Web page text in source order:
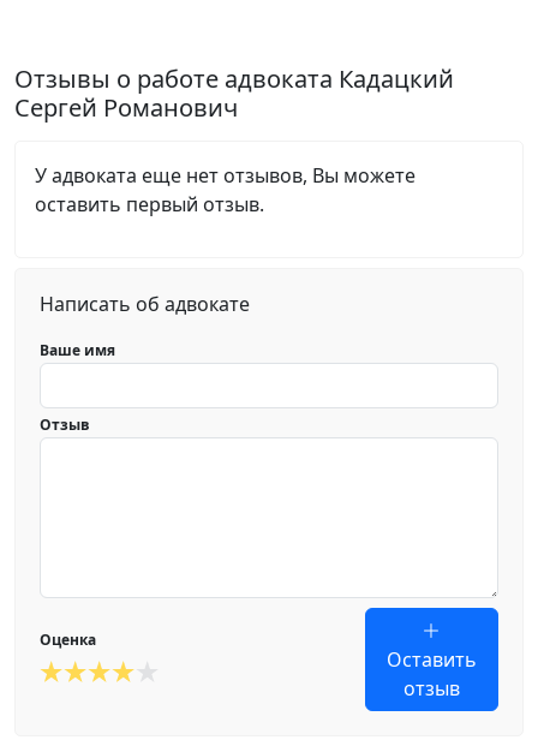
Отзывы о работе адвоката Кадацкий
Сергей Романович
У адвоката еще нет отзывов, Вы можете
оставить первый отзыв.
Написать об адвокате
Ваше имя
Отзыв
Оценка
Оставить
отзыв